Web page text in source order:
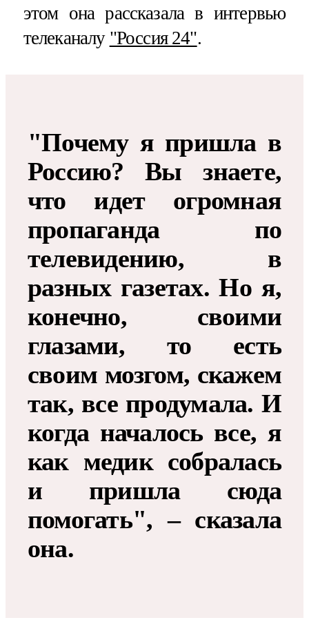
этом она рассказала в интервью
телеканалу "Россия 24".
"Почему я пришла в
Россию? Вы знаете,
что идет огромная
пропаганда по
телевидению, в
разных газетах. Но я,
конечно, своими
глазами, то есть
своим мозгом, скажем
так, все продумала. И
когда началось все, я
как медик собралась
и пришла сюда
помогать", – сказала
она.